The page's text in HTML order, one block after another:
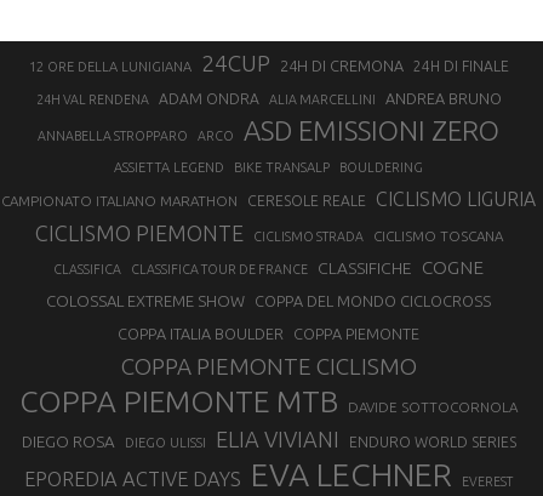
12 ORE DELLA LUNIGIANA 24CUP 24H DI CREMONA 24H DI FINALE
24H VAL RENDENA ADAM ONDRA ALIA MARCELLINI ANDREA BRUNO
ANNABELLA STROPPARO ARCO ASD EMISSIONI ZERO
ASSIETTA LEGEND BIKE TRANSALP BOULDERING
CAMPIONATO ITALIANO MARATHON CERESOLE REALE CICLISMO LIGURIA
CICLISMO PIEMONTE CICLISMO STRADA CICLISMO TOSCANA
CLASSIFICA CLASSIFICA TOUR DE FRANCE CLASSIFICHE COGNE
COLOSSAL EXTREME SHOW
COPPA DEL MONDO CICLOCROSS
COPPA ITALIA BOULDER
COPPA PIEMONTE
COPPA PIEMONTE CICLISMO
COPPA PIEMONTE MTB DAVIDE SOTTOCORNOLA
DIEGO ROSA DIEGO ULISSI ELIA VIVIANI ENDURO WORLD SERIES
EPOREDIA ACTIVE DAYS EVA LECHNER EVEREST